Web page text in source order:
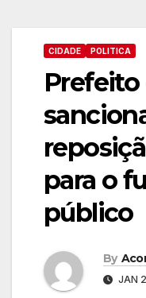
CIDADE POLITICA
Prefeito
para o
público
By
JAN